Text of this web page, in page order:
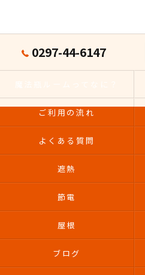
0297-44-6147
ご利用の流れ
よくある質問
遮熱
節電
屋根
ブログ